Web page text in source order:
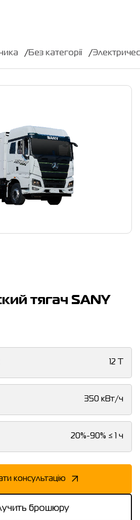
Без категорії
тягач SANY
12 T
350 кВт/ч
20%-90% ≤ 1 ч
консультацію
брошюру